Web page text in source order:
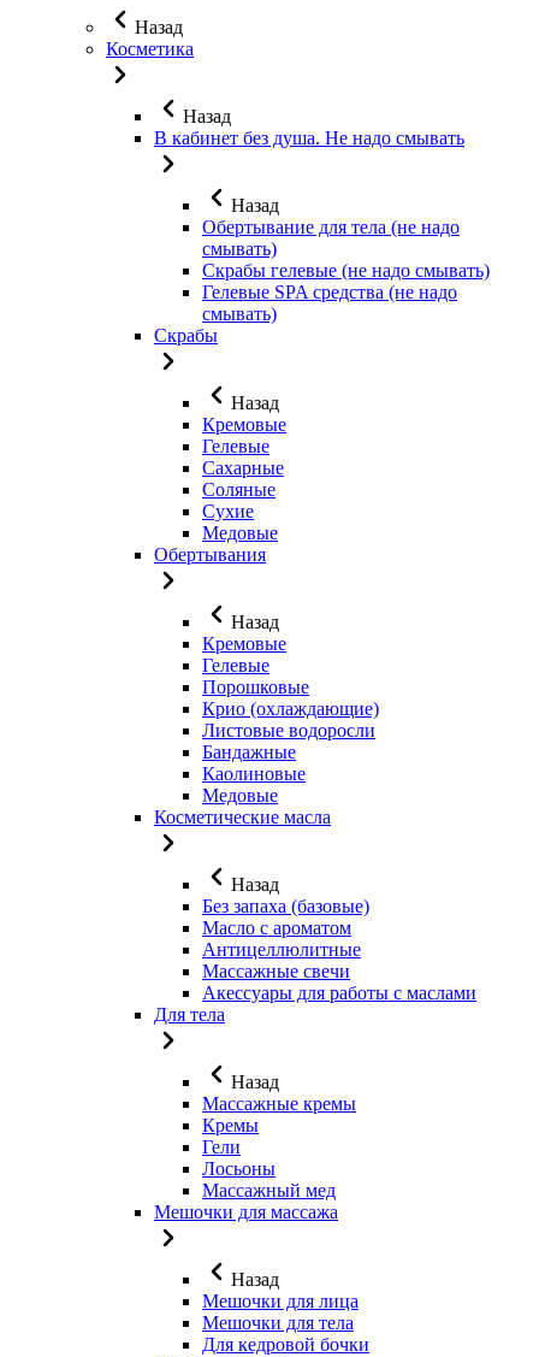
Назад
Косметика
Назад
В кабинет без душа. Не надо смывать
Назад
Обертывание для тела (не надо
смывать)
Скрабы гелевые (не надо смывать)
Гелевые SPA средства (не надо
смывать)
Скрабы
Назад
Кремовые
Гелевые
Сахарные
Соляные
Сухие
Медовые
Обертывания
Назад
Кремовые
Гелевые
Порошковые
Крио (охлаждающие)
Листовые водоросли
Бандажные
Каолиновые
Медовые
Косметические масла
Назад
Без запаха (базовые)
Масло с ароматом
Антицеллюлитные
Массажные свечи
Акессуары для работы с маслами
Для тела
Назад
Массажные кремы
Кремы
Гели
Лосьоны
Массажный мед
Мешочки для массажа
Назад
Мешочки для лица
Мешочки для тела
Для кедровой бочки